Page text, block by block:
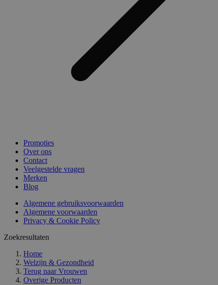
Promoties
Over ons
Contact
Veelgestelde vragen
Merken
Blog
Algemene gebruiksvoorwaarden
Algemene voorwaarden
Privacy & Cookie Policy
Zoekresultaten
Home
Welzijn & Gezondheid
Terug naar Vrouwen
Overige Producten